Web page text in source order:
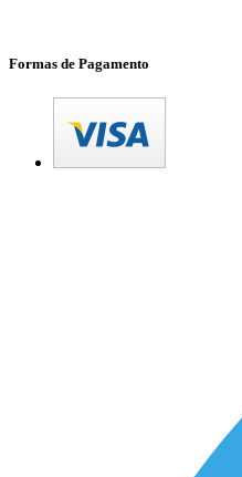
Formas de Pagamento